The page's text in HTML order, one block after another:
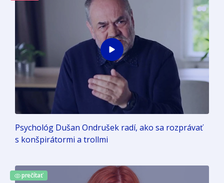
Psychológ Dušan Ondrušek radí, ako sa rozprávať
s konšpirátormi a trollmi
prečítať